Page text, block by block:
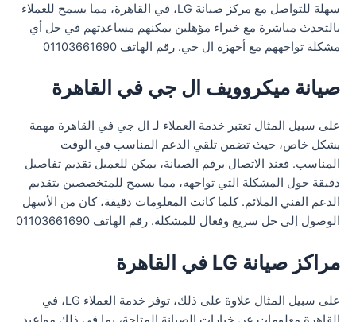
سهلة للتواصل مع مركز صيانة LG، في القاهرة، مما يسمح للعملاء
بالتحدث مباشرة مع خبراء مؤهلين يمكنهم مساعدتهم في حل أي
مشكلة تواجههم مع أجهزة ال جي. رقم الهاتف 01103661690
صيانة ميكروويف ال جي في القاهرة
على سبيل المثال تعتبر خدمة العملاء لـ ال جي في القاهرة مهمة
بشكل خاص، حيث تضمن تلقي الدعم المناسب في الوقت
المناسب. فعند الاتصال برقم الصيانة، يمكن للعميل تقديم تفاصيل
دقيقة حول المشكلة التي تواجهه، مما يسمح للمتخصصين بتقديم
الدعم الفني الملائم. كلما كانت المعلومات دقيقة، كان من الأسهل
الوصول إلى حل سريع وفعال للمشكلة. رقم الهاتف 01103661690
مراكز صيانة LG في القاهرة
على سبيل المثال علاوة على ذلك، توفر خدمة العملاء LG، في